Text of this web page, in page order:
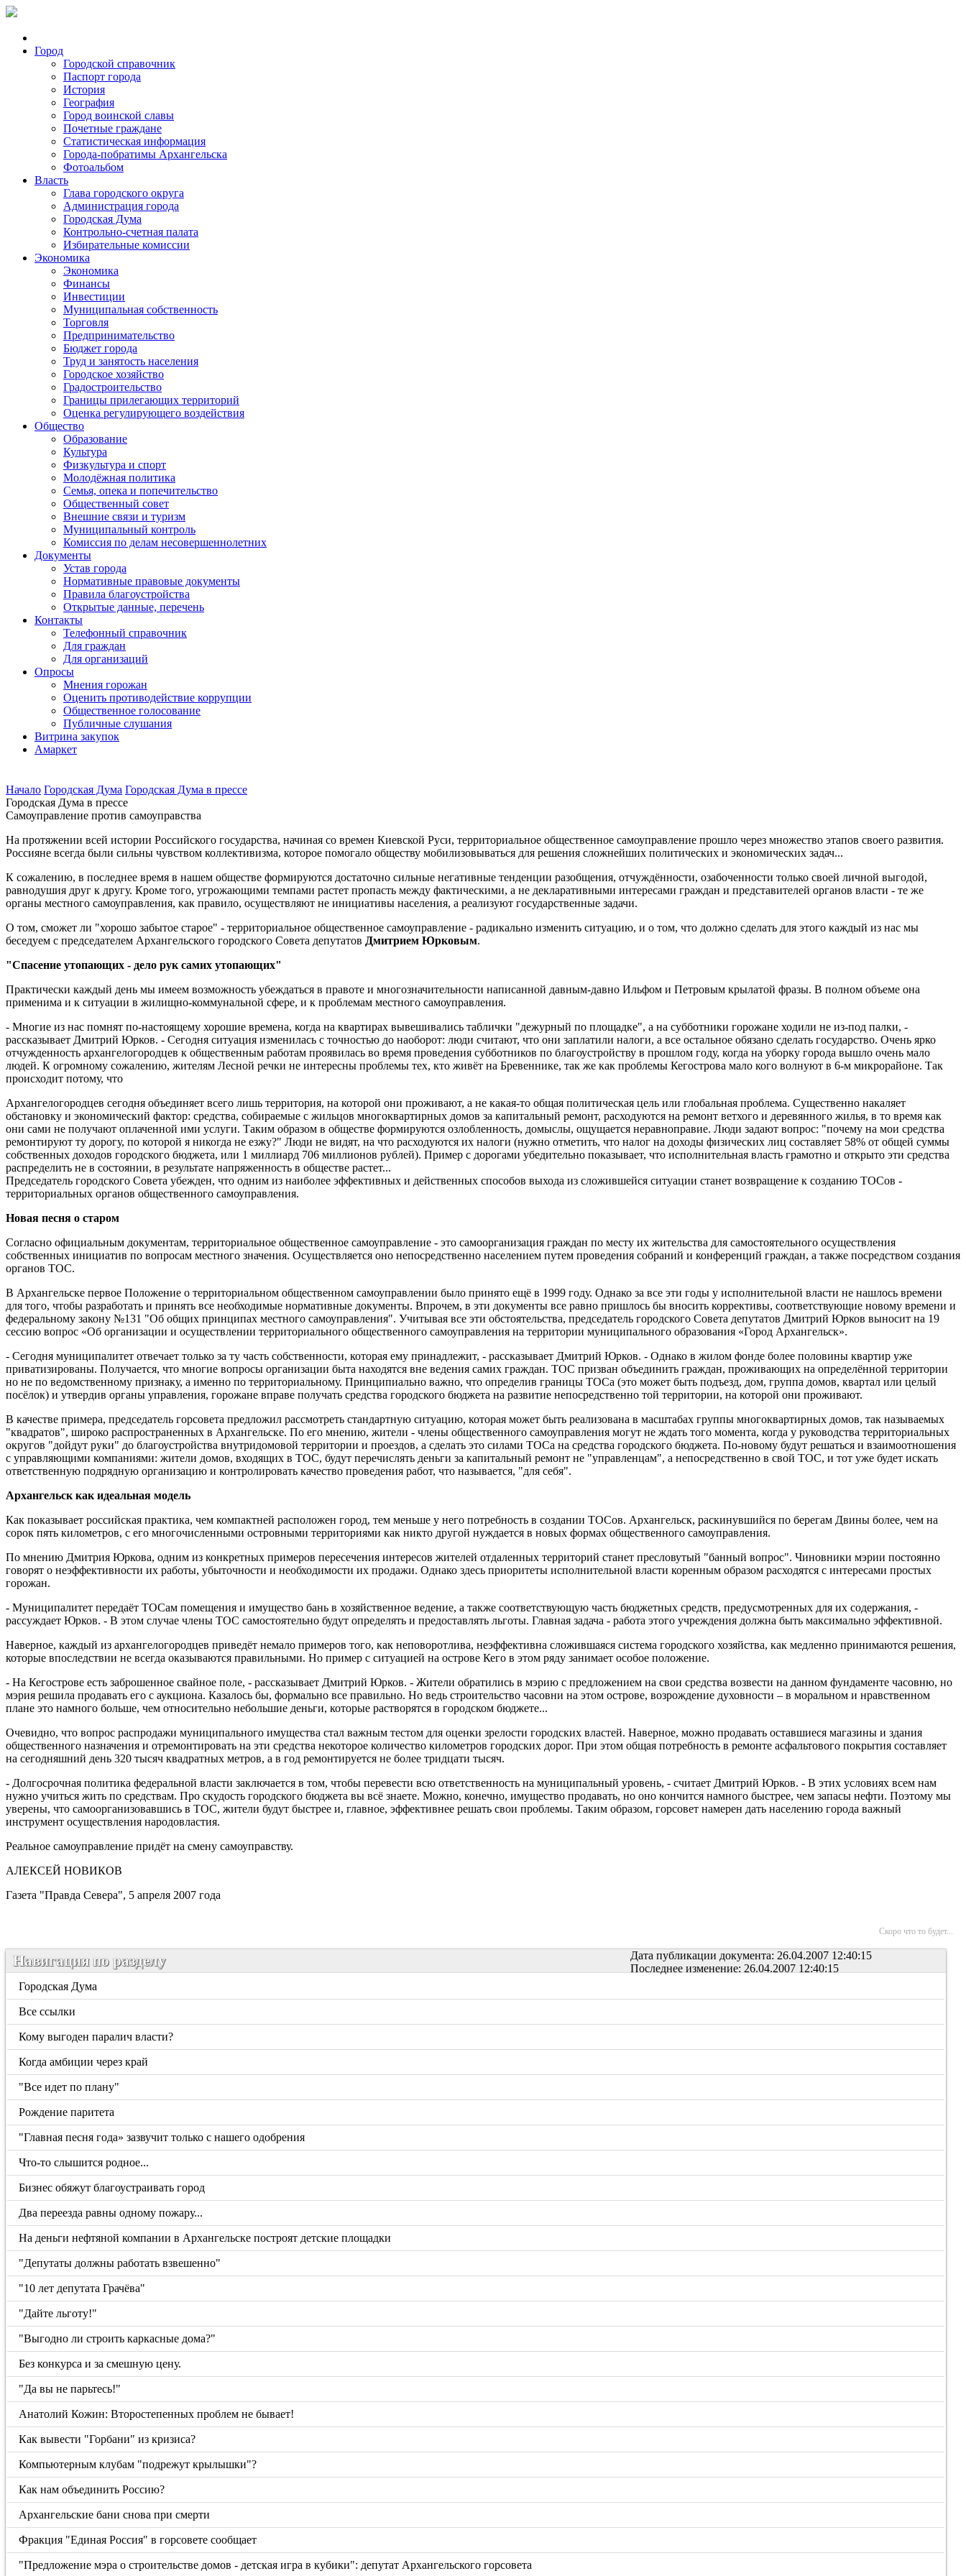
Город
Городской справочник
Паспорт города
История
География
Город воинской славы
Почетные граждане
Статистическая информация
Города-побратимы Архангельска
Фотоальбом
Власть
Глава городского округа
Администрация города
Городская Дума
Контрольно-счетная палата
Избирательные комиссии
Экономика
Экономика
Финансы
Инвестиции
Муниципальная собственность
Торговля
Предпринимательство
Бюджет города
Труд и занятость населения
Городское хозяйство
Градостроительство
Границы прилегающих территорий
Оценка регулирующего воздействия
Общество
Образование
Культура
Физкультура и спорт
Молодёжная политика
Семья, опека и попечительство
Общественный совет
Внешние связи и туризм
Муниципальный контроль
Комиссия по делам несовершеннолетних
Документы
Устав города
Нормативные правовые документы
Правила благоустройства
Открытые данные, перечень
Контакты
Телефонный справочник
Для граждан
Для организаций
Опросы
Мнения горожан
Оценить противодействие коррупции
Общественное голосование
Публичные слушания
Витрина закупок
Амаркет
Начало Городская Дума Городская Дума в прессе
Городская Дума в прессе
Самоуправление против самоуправства
На протяжении всей истории Российского государства, начиная со времен Киевской Руси, территориальное общественное самоуправление прошло через множество этапов своего развития.
Россияне всегда были сильны чувством коллективизма, которое помогало обществу мобилизовываться для решения сложнейших политических и экономических задач...
К сожалению, в последнее время в нашем обществе формируются достаточно сильные негативные тенденции разобщения, отчуждённости, озабоченности только своей личной выгодой,
равнодушия друг к другу. Кроме того, угрожающими темпами растет пропасть между фактическими, а не декларативными интересами граждан и представителей органов власти - те же
органы местного самоуправления, как правило, осуществляют не инициативы населения, а реализуют государственные задачи.
О том, сможет ли "хорошо забытое старое" - территориальное общественное самоуправление - радикально изменить ситуацию, и о том, что должно сделать для этого каждый из нас мы
беседуем с председателем Архангельского городского Совета депутатов Дмитрием Юрковым.
"Спасение утопающих - дело рук самих утопающих"
Практически каждый день мы имеем возможность убеждаться в правоте и многозначительности написанной давным-давно Ильфом и Петровым крылатой фразы. В полном объеме она
применима и к ситуации в жилищно-коммунальной сфере, и к проблемам местного самоуправления.
- Многие из нас помнят по-настоящему хорошие времена, когда на квартирах вывешивались таблички "дежурный по площадке", а на субботники горожане ходили не из-под палки, -
рассказывает Дмитрий Юрков. - Сегодня ситуация изменилась с точностью до наоборот: люди считают, что они заплатили налоги, а все остальное обязано сделать государство. Очень ярко
отчужденность архангелогородцев к общественным работам проявилась во время проведения субботников по благоустройству в прошлом году, когда на уборку города вышло очень мало
людей. К огромному сожалению, жителям Лесной речки не интересны проблемы тех, кто живёт на Бревеннике, так же как проблемы Кегострова мало кого волнуют в 6-м микрорайоне. Так
происходит потому, что
Архангелогородцев сегодня объединяет всего лишь территория, на которой они проживают, а не какая-то общая политическая цель или глобальная проблема. Существенно накаляет
обстановку и экономический фактор: средства, собираемые с жильцов многоквартирных домов за капитальный ремонт, расходуются на ремонт ветхого и деревянного жилья, в то время как
они сами не получают оплаченной ими услуги. Таким образом в обществе формируются озлобленность, домыслы, ощущается неравноправие. Люди задают вопрос: "почему на мои средства
ремонтируют ту дорогу, по которой я никогда не езжу?" Люди не видят, на что расходуются их налоги (нужно отметить, что налог на доходы физических лиц составляет 58% от общей суммы
собственных доходов городского бюджета, или 1 миллиард 706 миллионов рублей). Пример с дорогами убедительно показывает, что исполнительная власть грамотно и открыто эти средства
распределить не в состоянии, в результате напряженность в обществе растет...
Председатель городского Совета убежден, что одним из наиболее эффективных и действенных способов выхода из сложившейся ситуации станет возвращение к созданию ТОСов -
территориальных органов общественного самоуправления.
Новая песня о старом
Согласно официальным документам, территориальное общественное самоуправление - это самоорганизация граждан по месту их жительства для самостоятельного осуществления
собственных инициатив по вопросам местного значения. Осуществляется оно непосредственно населением путем проведения собраний и конференций граждан, а также посредством создания
органов ТОС.
В Архангельске первое Положение о территориальном общественном самоуправлении было принято ещё в 1999 году. Однако за все эти годы у исполнительной власти не нашлось времени
для того, чтобы разработать и принять все необходимые нормативные документы. Впрочем, в эти документы все равно пришлось бы вносить коррективы, соответствующие новому времени и
федеральному закону №131 "Об общих принципах местного самоуправления". Учитывая все эти обстоятельства, председатель городского Совета депутатов Дмитрий Юрков выносит на 19
сессию вопрос «Об организации и осуществлении территориального общественного самоуправления на территории муниципального образования «Город Архангельск».
- Сегодня муниципалитет отвечает только за ту часть собственности, которая ему принадлежит, - рассказывает Дмитрий Юрков. - Однако в жилом фонде более половины квартир уже
приватизированы. Получается, что многие вопросы организации быта находятся вне ведения самих граждан. ТОС призван объединить граждан, проживающих на определённой территории
но не по ведомственному признаку, а именно по территориальному. Принципиально важно, что определив границы ТОСа (это может быть подъезд, дом, группа домов, квартал или целый
посёлок) и утвердив органы управления, горожане вправе получать средства городского бюджета на развитие непосредственно той территории, на которой они проживают.
В качестве примера, председатель горсовета предложил рассмотреть стандартную ситуацию, которая может быть реализована в масштабах группы многоквартирных домов, так называемых
"квадратов", широко распространенных в Архангельске. По его мнению, жители - члены общественного самоуправления могут не ждать того момента, когда у руководства территориальных
округов "дойдут руки" до благоустройства внутридомовой территории и проездов, а сделать это силами ТОСа на средства городского бюджета. По-новому будут решаться и взаимоотношения
с управляющими компаниями: жители домов, входящих в ТОС, будут перечислять деньги за капитальный ремонт не "управленцам", а непосредственно в свой ТОС, и тот уже будет искать
ответственную подрядную организацию и контролировать качество проведения работ, что называется, "для себя".
Архангельск как идеальная модель
Как показывает российская практика, чем компактней расположен город, тем меньше у него потребность в создании ТОСов. Архангельск, раскинувшийся по берегам Двины более, чем на
сорок пять километров, с его многочисленными островными территориями как никто другой нуждается в новых формах общественного самоуправления.
По мнению Дмитрия Юркова, одним из конкретных примеров пересечения интересов жителей отдаленных территорий станет пресловутый "банный вопрос". Чиновники мэрии постоянно
говорят о неэффективности их работы, убыточности и необходимости их продажи. Однако здесь приоритеты исполнительной власти коренным образом расходятся с интересами простых
горожан.
- Муниципалитет передаёт ТОСам помещения и имущество бань в хозяйственное ведение, а также соответствующую часть бюджетных средств, предусмотренных для их содержания, -
рассуждает Юрков. - В этом случае члены ТОС самостоятельно будут определять и предоставлять льготы. Главная задача - работа этого учреждения должна быть максимально эффективной.
Наверное, каждый из архангелогородцев приведёт немало примеров того, как неповоротлива, неэффективна сложившаяся система городского хозяйства, как медленно принимаются решения,
которые впоследствии не всегда оказываются правильными. Но пример с ситуацией на острове Кего в этом ряду занимает особое положение.
- На Кегострове есть заброшенное свайное поле, - рассказывает Дмитрий Юрков. - Жители обратились в мэрию с предложением на свои средства возвести на данном фундаменте часовню, но
мэрия решила продавать его с аукциона. Казалось бы, формально все правильно. Но ведь строительство часовни на этом острове, возрождение духовности – в моральном и нравственном
плане это намного больше, чем относительно небольшие деньги, которые растворятся в городском бюджете...
Очевидно, что вопрос распродажи муниципального имущества стал важным тестом для оценки зрелости городских властей. Наверное, можно продавать оставшиеся магазины и здания
общественного назначения и отремонтировать на эти средства некоторое количество километров городских дорог. При этом общая потребность в ремонте асфальтового покрытия составляет
на сегодняшний день 320 тысяч квадратных метров, а в год ремонтируется не более тридцати тысяч.
- Долгосрочная политика федеральной власти заключается в том, чтобы перевести всю ответственность на муниципальный уровень, - считает Дмитрий Юрков. - В этих условиях всем нам
нужно учиться жить по средствам. Про скудость городского бюджета вы всё знаете. Можно, конечно, имущество продавать, но оно кончится намного быстрее, чем запасы нефти. Поэтому мы
уверены, что самоорганизовавшись в ТОС, жители будут быстрее и, главное, эффективнее решать свои проблемы. Таким образом, горсовет намерен дать населению города важный
инструмент осуществления народовластия.
Реальное самоуправление придёт на смену самоуправству.
АЛЕКСЕЙ НОВИКОВ
Газета "Правда Севера", 5 апреля 2007 года
Скоро что то будет...
Дата публикации документа: 26.04.2007 12:40:15
Последнее изменение: 26.04.2007 12:40:15
Навигация по разделу
Городская Дума
Все ссылки
Кому выгоден паралич власти?
Когда амбиции через край
"Все идет по плану"
Рождение паритета
"Главная песня года» зазвучит только с нашего одобрения
Что-то слышится родное...
Бизнес обяжут благоустраивать город
Два переезда равны одному пожару...
На деньги нефтяной компании в Архангельске построят детские площадки
"Депутаты должны работать взвешенно"
"10 лет депутата Грачёва"
"Дайте льготу!"
"Выгодно ли строить каркасные дома?"
Без конкурса и за смешную цену.
"Да вы не парьтесь!"
Анатолий Кожин: Второстепенных проблем не бывает!
Как вывести "Горбани" из кризиса?
Компьютерным клубам "подрежут крылышки"?
Как нам объединить Россию?
Архангельские бани снова при смерти
Фракция "Единая Россия" в горсовете сообщает
"Предложение мэра о строительстве домов - детская игра в кубики": депутат Архангельского горсовета